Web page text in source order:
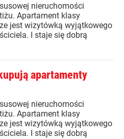
nieruchomości
Apartament klasy
jest wizytówką wyjątkowego
I staje się dobrą
apartamenty
nieruchomości
Apartament klasy
jest wizytówką wyjątkowego
I staje się dobrą